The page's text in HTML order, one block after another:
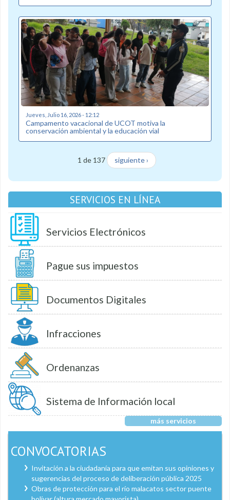
Jueves, Julio 16, 2026 - 12:12
Campamento vacacional de UCOT motiva la
conservación ambiental y la educación vial
1 de 137 siguiente ›
SERVICIOS EN LÍNEA
Servicios Electrónicos
Pague sus impuestos
Documentos Digitales
Infracciones
Ordenanzas
Sistema de Información local
más servicios
CONVOCATORIAS
Invitación a la ciudadanía para que emitan sus opiniones y
sugerencias del proceso de deliberación pública 2025
Obras de protección para el río malacatos sector puente